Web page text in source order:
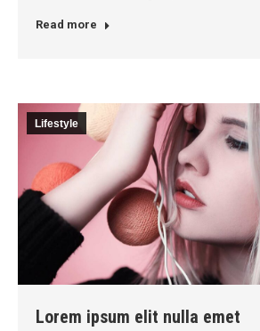
Read more
Lifestyle
Lorem ipsum elit nulla emet